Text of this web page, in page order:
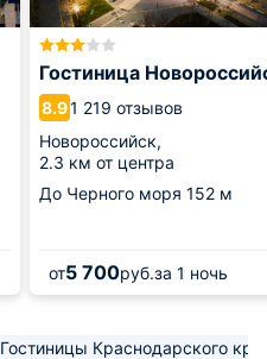
Гостиница
8.91 219 отзывов
Новороссийск,
2.3 км от центра
До Черного моря 152 м
от5 700руб.за 1 ночь
Гостиницы Краснодарского